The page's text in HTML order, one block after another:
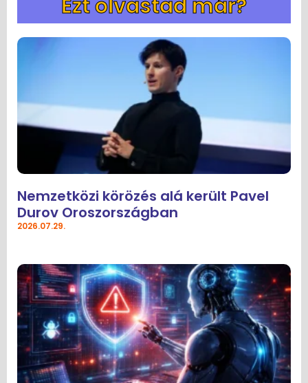
Ezt olvastad már?
Nemzetközi körözés alá került Pavel
Durov Oroszországban
2026.07.29.